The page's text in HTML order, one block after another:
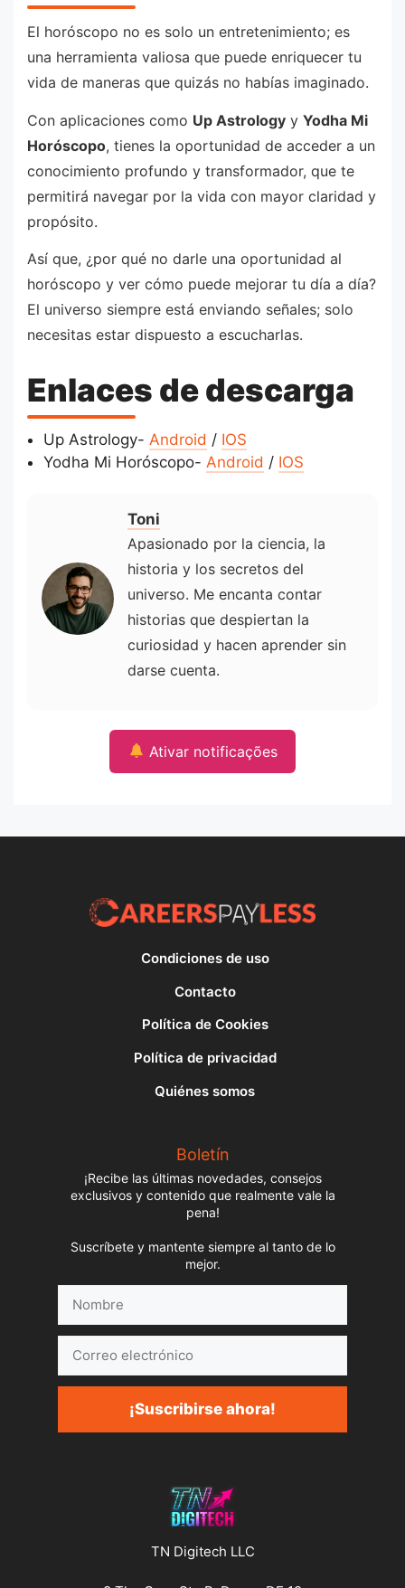
El horóscopo no es solo un entretenimiento; es
una herramienta valiosa que puede enriquecer tu
vida de maneras que quizás no habías imaginado.
Con aplicaciones como Up Astrology y Yodha Mi
Horóscopo, tienes la oportunidad de acceder a un
conocimiento profundo y transformador, que te
permitirá navegar por la vida con mayor claridad y
propósito.
Así que, ¿por qué no darle una oportunidad al
horóscopo y ver cómo puede mejorar tu día a día?
El universo siempre está enviando señales; solo
necesitas estar dispuesto a escucharlas.
Enlaces de descarga
Up Astrology- Android / IOS
Yodha Mi Horóscopo- Android / IOS
Toni
Apasionado por la ciencia, la
historia y los secretos del
universo. Me encanta contar
historias que despiertan la
curiosidad y hacen aprender sin
darse cuenta.
Ativar notificações
Condiciones de uso
Contacto
Política de Cookies
Política de privacidad
Quiénes somos
Boletín
¡Recibe las últimas novedades, consejos
exclusivos y contenido que realmente vale la
pena!
Suscríbete y mantente siempre al tanto de lo
mejor.
electrónico
¡Suscribirse ahora!
TN Digitech LLC